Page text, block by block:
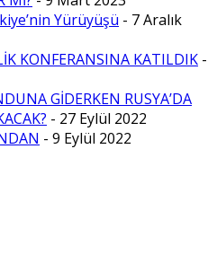
Yürüyüşü - 7 Aralık
KONFERANSINA KATILDIK -
GİDERKEN RUSYA’DA
- 27 Eylül 2022
- 9 Eylül 2022